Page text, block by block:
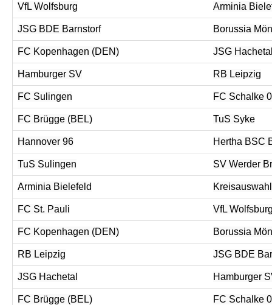
VfL Wolfsburg Arminia
JSG BDE Barnstorf Borussia
FC Kopenhagen (DEN) JSG
Hamburger SV RB Leipzig
FC Sulingen FC Schalke
FC Brügge (BEL) TuS Syke
Hannover 96 Hertha BSC
TuS Sulingen SV Werder
Arminia Bielefeld
FC St. Pauli VfL
FC Kopenhagen (DEN) Borussia
RB Leipzig JSG BDE
JSG Hachetal Hamburger
FC Brügge (BEL) FC Schalke